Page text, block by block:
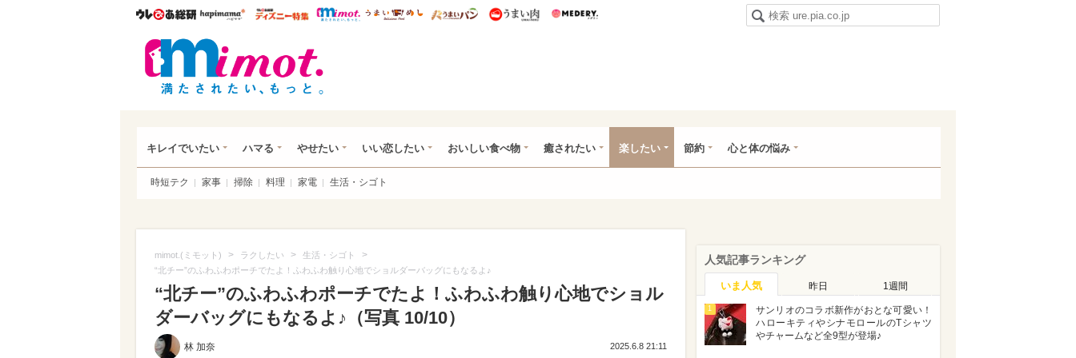
ウレぴあ総研ハピママ* ウレぴあ総研 ディズニー特集
mimot. うまいめし うまいパン うまい肉
キレイでいたい ハマる やせたい いい恋したい おいしい食べ物 癒されたい 楽したい 節約 心と体の悩み
時短テク 家事 掃除 料理 家電 生活・シゴト
mimot.(ミモット) > ラクしたい > 生活・シゴト >
“北チー”のふわふわポーチでたよ！ふわふわ触り心地でショルダーバッグにもなるよ♪
“北チー”のふわふわポーチでたよ！ふわふわ触り心地でショル
ダーバッグにもなるよ♪（写真 10/10）
林 加奈 2025.6.8 21:11
人気記事ランキング
いま人気 昨日 1週間
1
サンリオのコラボ新作がおとな可愛い！
ハローキティやシナモロールのTシャツ
やチャームなど全9型が登場♪